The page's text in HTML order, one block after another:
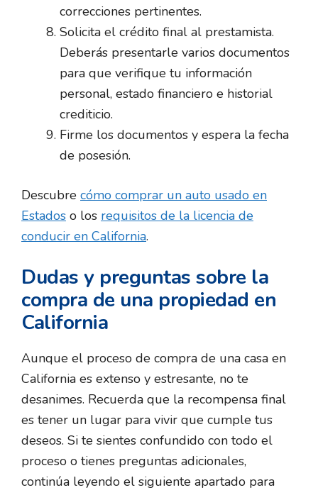
correcciones pertinentes.
Solicita el crédito final al prestamista.
Deberás presentarle varios documentos
para que verifique tu información
personal, estado financiero e historial
crediticio.
Firme los documentos y espera la fecha
de posesión.
Descubre cómo comprar un auto usado en
Estados o los requisitos de la licencia de
conducir en California.
Dudas y preguntas sobre la
compra de una propiedad en
California
Aunque el proceso de compra de una casa en
California es extenso y estresante, no te
desanimes. Recuerda que la recompensa final
es tener un lugar para vivir que cumple tus
deseos. Si te sientes confundido con todo el
proceso o tienes preguntas adicionales,
continúa leyendo el siguiente apartado para